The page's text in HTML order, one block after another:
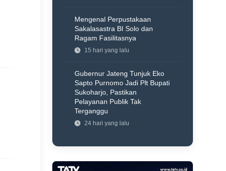
Mengenal Perpustakaan
Sakalasastra BI Solo dan
Ragam Fasilitasnya
15 hari yang lalu
Gubernur Jateng Tunjuk Eko
Sapto Purnomo Jadi Plt Bupati
Sukoharjo, Pastikan
Pelayanan Publik Tak
Terganggu
24 hari yang lalu